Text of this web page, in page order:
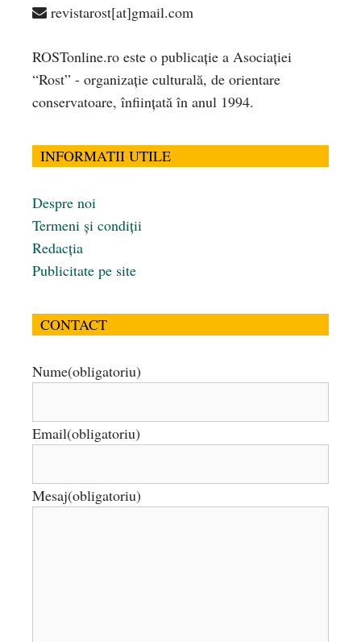
revistarost[at]gmail.com
ROSTonline.ro este o publicaţie a Asociaţiei
“Rost” - organizaţie culturală, de orientare
conservatoare, înfiinţată în anul 1994.
INFORMATII UTILE
Despre noi
Termeni și condiții
Redacția
Publicitate pe site
CONTACT
Nume(obligatoriu)
Email(obligatoriu)
Mesaj(obligatoriu)